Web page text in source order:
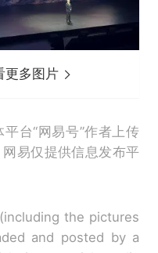
更多图片
台“网易号”作者上传
易仅提供信息发布平
the pictures
and posted by a